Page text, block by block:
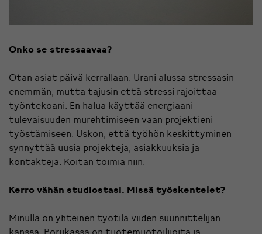
Onko se stressaavaa?
Otan asiat päivä kerrallaan. Urani alussa stressasin
enemmän, mutta tajusin että stressi rajoittaa
työntekoani. En halua käyttää energiaani
tulevaisuuden murehtimiseen vaan projektieni
työstämiseen. Uskon, että työhön keskittyminen
synnyttää uusia projekteja, asiakkuuksia ja
kontakteja. Koitan toimia niin.
Kerro vähän studiostasi. Missä työskentelet?
Minulla on yhteinen työtila viiden suunnittelijan